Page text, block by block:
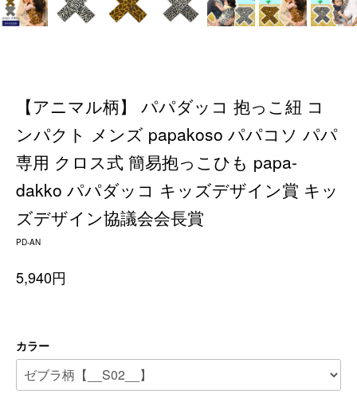
【アニマル柄】 パパダッコ 抱っこ紐 コ
ンパクト メンズ papakoso パパコソ パパ
専用 クロス式 簡易抱っこひも papa-
dakko パパダッコ キッズデザイン賞 キッ
ズデザイン協議会会長賞
PD-AN
5,940円
カラー